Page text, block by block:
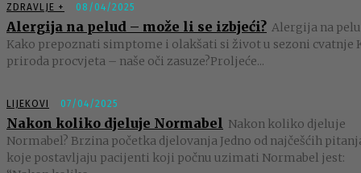
ZDRAVLJE + 08/04/2025
Alergija na pelud – može li se izbjeći? Alergija na
Kako prepoznati simptome i olakšati si život u sezoni cvatnje
priroda procvjeta – naše oči zasuze?Proljeće...
LIJEKOVI 07/04/2025
Nakon koliko djeluje Normabel Nakon koliko djeluje
Normabel? Brzina početka djelovanja Jedno od najčešćih
koje postavljaju pacijenti koji počnu uzimati Normabel jest: